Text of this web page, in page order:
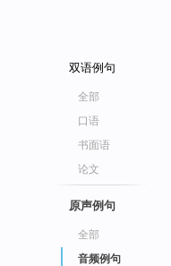
双语例句
全部
口语
书面语
论文
原声例句
全部
音频例句